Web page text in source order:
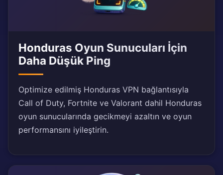
Honduras Oyun Sunucuları İçin
Daha Düşük Ping
Optimize edilmiş Honduras VPN bağlantısıyla
Call of Duty, Fortnite ve Valorant dahil Honduras
oyun sunucularında gecikmeyi azaltın ve oyun
performansını iyileştirin.